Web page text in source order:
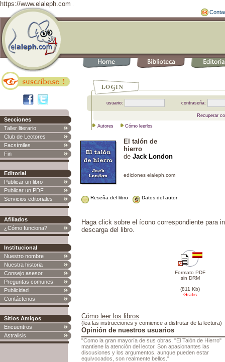
https://www.elaleph.com
Secciones
Taller literario
Club de Lectores
Facsímiles
Fin
Editorial
Publicar un libro
Publicar un PDF
Servicios editoriales
Afiliados
¿Cómo funciona?
Institucional
Nuestro nombre
Nuestra historia
Consejo asesor
Preguntas comunes
Publicidad
Contáctenos
Sitios Amigos
Encuentros
Astralisis
usuario: contraseña:
Recuperar
Autores Cómo leerlos
El talón de
hierro
de Jack London
Reseña del libro Datos del autor
Haga click sobre el ícono correspondiente para
descarga del libro.
Formato PDF
sin DRM
(811 Kb)
Gratis
Cómo leer los libros
(lea las instrucciones y comience a disfrutar de la lectura)
Opinión de nuestros usuarios
"Como la gran mayoría de sus obras, "El Talón de Hierro"
mantiene la atención del lector. Son apasionantes las
discusiones y los argumentos, aunque pueden estar
equivocados, son realmente bellos."